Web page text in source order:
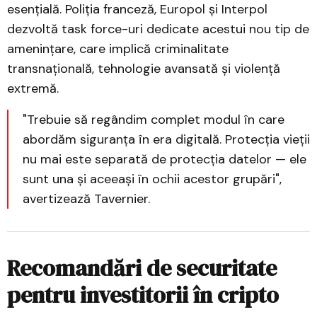
esențială. Poliția franceză, Europol și Interpol
dezvoltă task force-uri dedicate acestui nou tip de
amenințare, care implică criminalitate
transnațională, tehnologie avansată și violență
extremă.
"Trebuie să regândim complet modul în care
abordăm siguranța în era digitală. Protecția vieții
nu mai este separată de protecția datelor — ele
sunt una și aceeași în ochii acestor grupări",
avertizează Tavernier.
Recomandări de securitate
pentru investitorii în cripto